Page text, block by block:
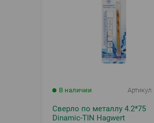
В наличии Артикул
Сверло по металлу 4.2*75
Dinamic-TIN Hagwert